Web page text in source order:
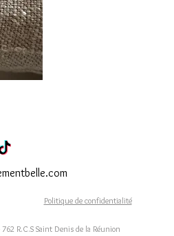
Politique de confidentialité
R.C.S Saint Denis de la Réunion